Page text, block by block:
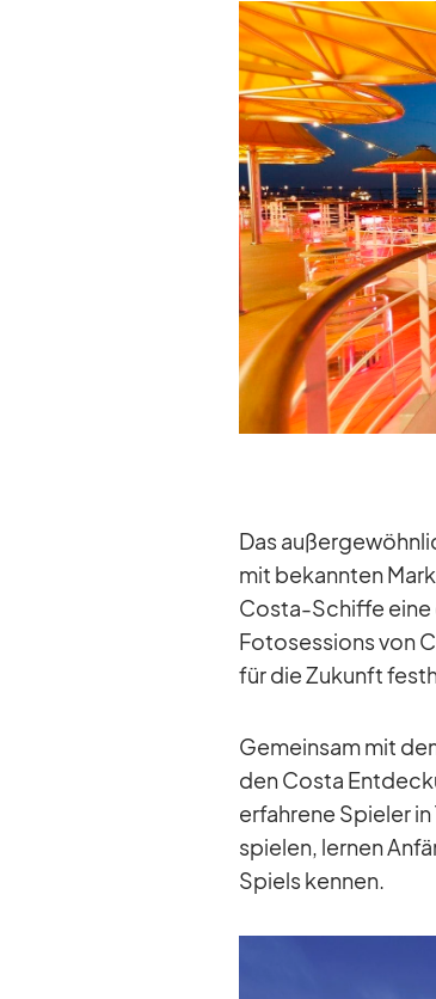
Das
mit be­kann­ten
Costa-Schiffe eine
Fo­to­ses­si­ons von
für die Zu­kunft
Ge­mein­sam mit
den Costa
er­fah­rene Spie­ler
spie­len, ler­nen
Spiels ken­nen.